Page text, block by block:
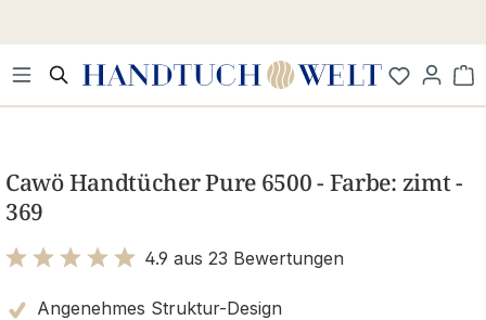
Cawö Handtücher Pure 6500 - Farbe: zimt -
369
4.9 aus 23 Bewertungen
Angenehmes Struktur-Design